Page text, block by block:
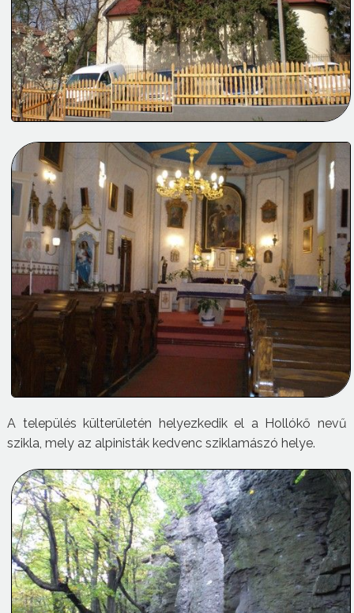
A település külterületén helyezkedik el a Hollókő nevű
szikla, mely az alpinisták kedvenc sziklamászó helye.